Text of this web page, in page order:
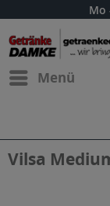
Mo
Menü
Vilsa